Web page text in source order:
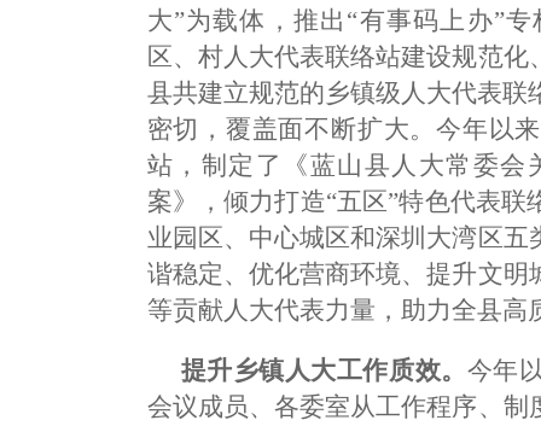
大”为载体，推出“有事码上办”
区、村人大代表联络站建设规范
县共建立规范的乡镇级人大代表
密切，覆盖面不断扩大。今年以
站，制定了《蓝山县人大常委
案》，倾力打造“五区”特色代表
业园区、中心城区和深圳大湾区
谐稳定、优化营商环境、提升文
等贡献人大代表力量，助力全县高
提升乡镇人大工作质效。 今年
会议成员、各委室从工作程序、